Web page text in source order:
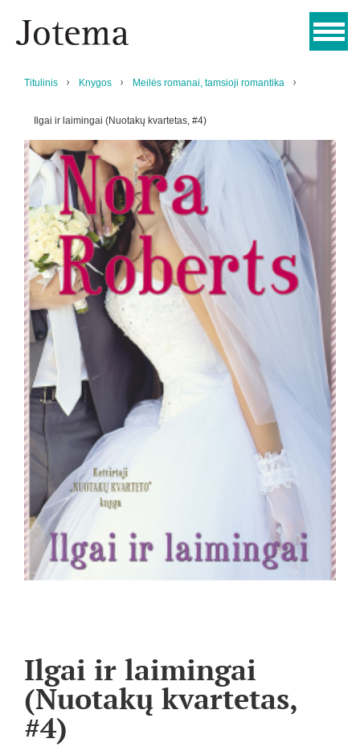
Titulinis Knygos Meilės romanai, tamsioji romantika
Ilgai ir laimingai (Nuotakų kvartetas, #4)
Ilgai ir laimingai
(Nuotakų kvartetas,
#4)